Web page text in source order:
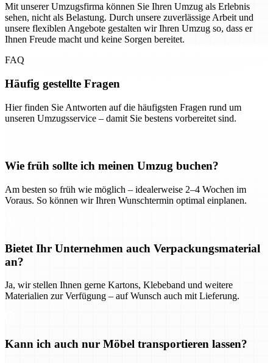
Mit unserer Umzugsfirma können Sie Ihren Umzug als Erlebnis
sehen, nicht als Belastung. Durch unsere zuverlässige Arbeit und
unsere flexiblen Angebote gestalten wir Ihren Umzug so, dass er
Ihnen Freude macht und keine Sorgen bereitet.
FAQ
Häufig gestellte Fragen
Hier finden Sie Antworten auf die häufigsten Fragen rund um
unseren Umzugsservice – damit Sie bestens vorbereitet sind.
Wie früh sollte ich meinen Umzug buchen?
Am besten so früh wie möglich – idealerweise 2–4 Wochen im
Voraus. So können wir Ihren Wunschtermin optimal einplanen.
Bietet Ihr Unternehmen auch Verpackungsmaterial
an?
Ja, wir stellen Ihnen gerne Kartons, Klebeband und weitere
Materialien zur Verfügung – auf Wunsch auch mit Lieferung.
Kann ich auch nur Möbel transportieren lassen?